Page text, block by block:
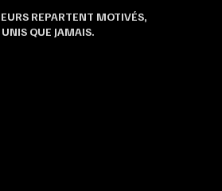
REPARTENT MOTIVÉS,
QUE JAMAIS.